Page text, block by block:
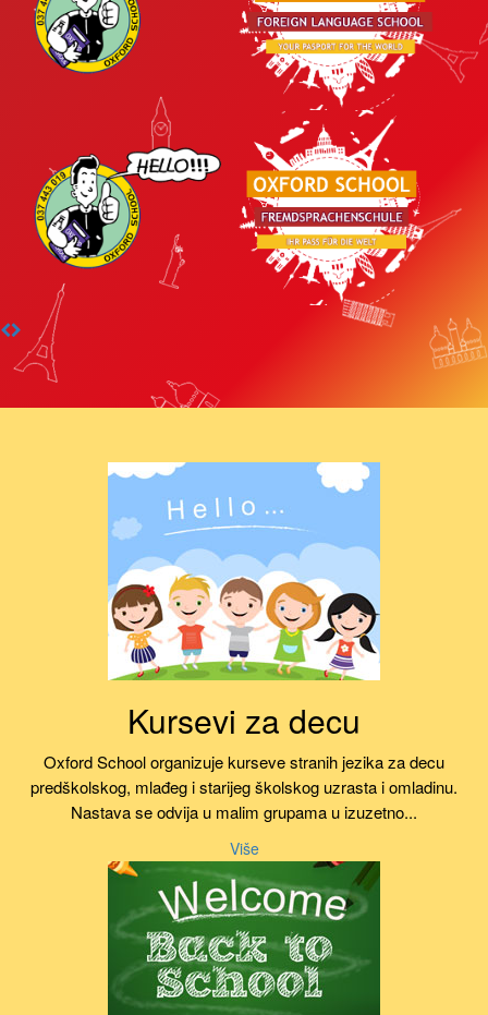
Kursevi za decu
Oxford School organizuje kurseve stranih jezika za decu
predškolskog, mlađeg i starijeg školskog uzrasta i omladinu.
Nastava se odvija u malim grupama u izuzetno...
Više